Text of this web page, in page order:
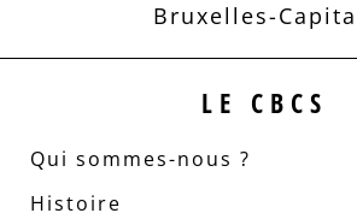
Bruxelles-
LE CBCS
Qui sommes-nous ?
Histoire